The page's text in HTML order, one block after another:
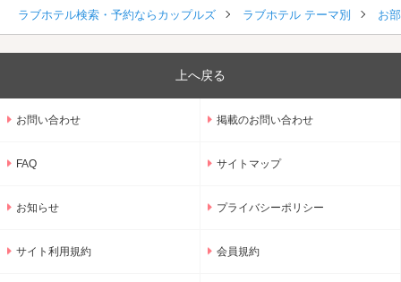
ラブホテル検索・予約ならカップルズ ラブホテル テーマ別 お
上へ戻る
お問い合わせ 掲載のお問い合わせ
FAQ サイトマップ
お知らせ プライバシーポリシー
サイト利用規約 会員規約